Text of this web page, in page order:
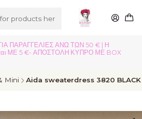
ΠΑΡΑΓΓΕΛΙΕΣ ΑΝΩ ΤΩΝ 50 € | Η
ΜΕ 5 €- ΑΠΟΣΤΟΛΗ ΚΥΠΡΟ ΜΕ BOX
Mini Aida sweaterdress 3820 BLACK